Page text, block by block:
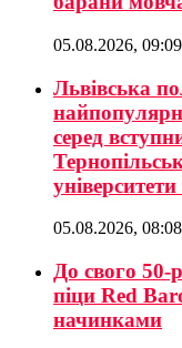
05.08.2026, 09:09
Львівська
серед
05.08.2026, 08:08
До свого 50-
піци Red
начинками